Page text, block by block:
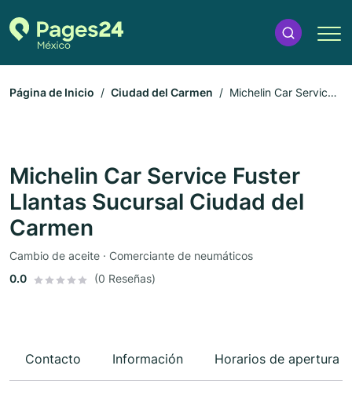
Página de Inicio Ciudad del Carmen
Michelin Car Service
Michelin Car Service Fuster
Llantas Sucursal Ciudad del
Carmen
Cambio de aceite · Comerciante de neumáticos
0.0
(0 Reseñas)
Contacto Información Horarios de apertura